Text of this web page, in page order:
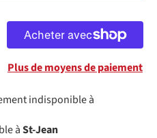
Plus de moyens de paiement
indisponible à
àSt-Jean